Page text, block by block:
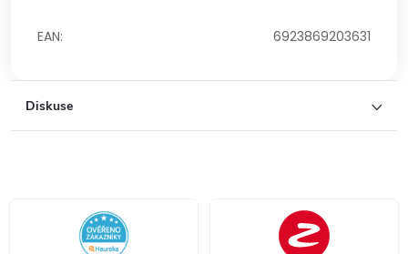
EAN: 6923869203631
Diskuse